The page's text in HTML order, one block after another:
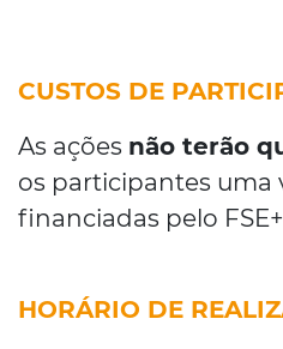
CUSTOS DE
As ações não terão
os participantes uma
financiadas pelo
HORÁRIO DE